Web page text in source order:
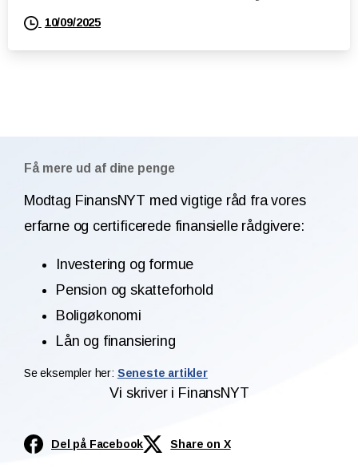
10/09/2025
Få mere ud af dine penge
Modtag FinansNYT med vigtige råd fra vores
erfarne og certificerede finansielle rådgivere:
Investering og formue
Pension og skatteforhold
Boligøkonomi
Lån og finansiering
Se eksempler her: Seneste artikler
Vi skriver i FinansNYT
Del på Facebook Share on X